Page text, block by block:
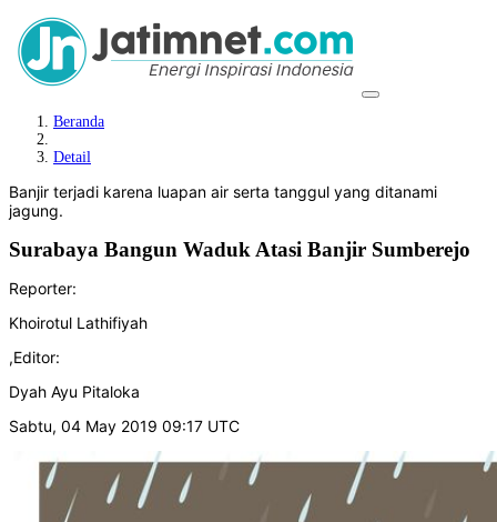
Beranda
Detail
Banjir terjadi karena luapan air serta tanggul yang ditanami
jagung.
Surabaya Bangun Waduk Atasi Banjir Sumberejo
Reporter:
Khoirotul Lathifiyah
,Editor:
Dyah Ayu Pitaloka
Sabtu, 04 May 2019 09:17 UTC